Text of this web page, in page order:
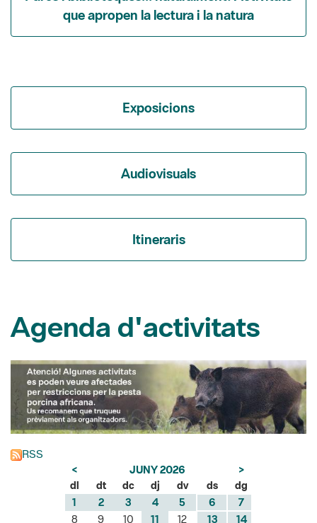
RSS
< JUNY 2026
>
dl
dt dc dj dv ds
dg
8
10 11 12
14
15
16 17 18 19 20
21
22
23 24 25 26 27
28
29
30